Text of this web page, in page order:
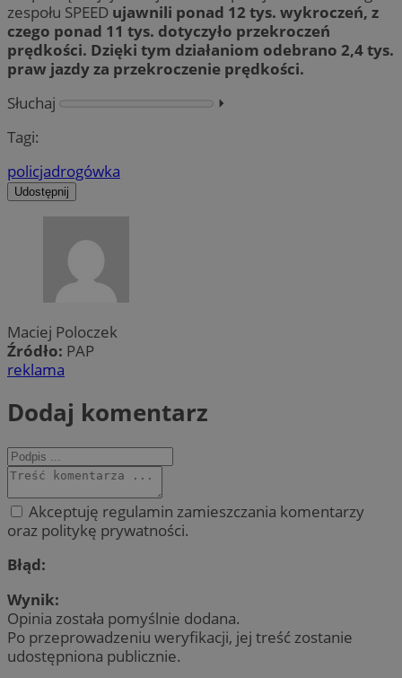
zespołu SPEED ujawnili ponad 12 tys. wykroczeń, z
czego ponad 11 tys. dotyczyło przekroczeń
prędkości. Dzięki tym działaniom odebrano 2,4 tys.
praw jazdyza przekroczenie prędkości.
Słuchaj
⏵︎
Tagi:
policjadrogówka
Udostępnij
Maciej Poloczek
Źródło: PAP
reklama
Dodaj komentarz
Akceptuję regulamin zamieszczania komentarzy
oraz politykę prywatności.
Błąd:
Wynik:
Opinia została pomyślnie dodana.
Po przeprowadzeniu weryfikacji, jej treść zostanie
udostępniona publicznie.